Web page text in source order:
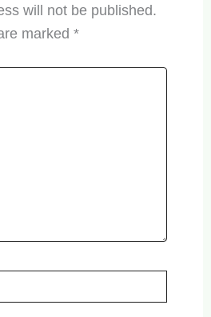
will not be published.
marked *